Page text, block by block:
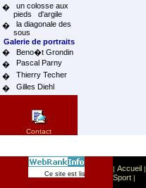
�
un colosse aux
pieds d'argile
�
la diagonale des
sous
Galerie de portraits
�
Beno�t Grondin
�
Pascal Parny
�
Thierry Techer
�
Gilles Diehl
Contact
Ce site est list� dans la cat�gorie
| Accueil |
Sport |